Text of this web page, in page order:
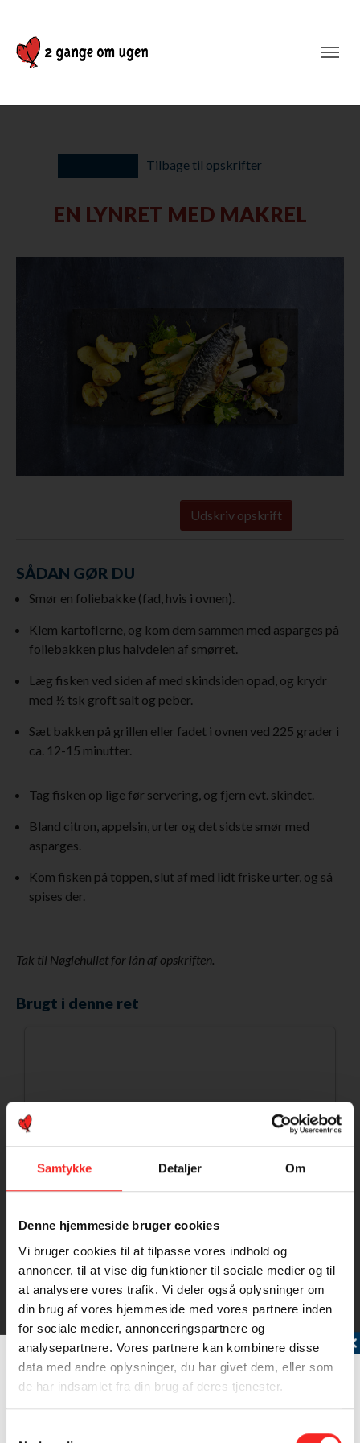
Samtykke Detaljer Om
Denne hjemmeside bruger cookies
Vi bruger cookies til at tilpasse vores indhold og
annoncer, til at vise dig funktioner til sociale medier og til
at analysere vores trafik. Vi deler også oplysninger om
din brug af vores hjemmeside med vores partnere inden
for sociale medier, annonceringspartnere og
analysepartnere. Vores partnere kan kombinere disse
data med andre oplysninger, du har givet dem, eller som
de har indsamlet fra din brug af deres tjenester.
Tilbage til opskrifter
EN LYNRET MED MAKREL
Udskriv opskrift
SÅDAN GØR DU
Smør en foliebakke (fad, hvis i ovnen).
Klem kartoflerne, og kom dem sammen med asparges på
foliebakken plus halvdelen af smørret.
Læg fisken ved siden af med skindsiden opad, og krydr
med ½ tsk groft salt og peber.
Sæt bakken på grillen eller fadet i ovnen ved 225 grader i
ca. 12-15 minutter.
Tag fisken op lige før servering, og fjern evt. skindet.
Bland citron, appelsin, urter og det sidste smør med
asparges.
Kom fisken på toppen, slut af med lidt friske urter, og så
spises der.
Tak til Nøglehullet for lån af opskriften.
Brugt i denne ret
Makrel
Makrellens krop er strømlinet og torpedoformet.
Tilmeld dig vores nyhedsbrev